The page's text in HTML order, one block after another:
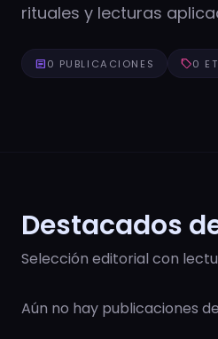
rituales y lecturas
article0 PUBLICACIONES sell0
Destacados
Selección editorial con
Aún no hay publicaciones